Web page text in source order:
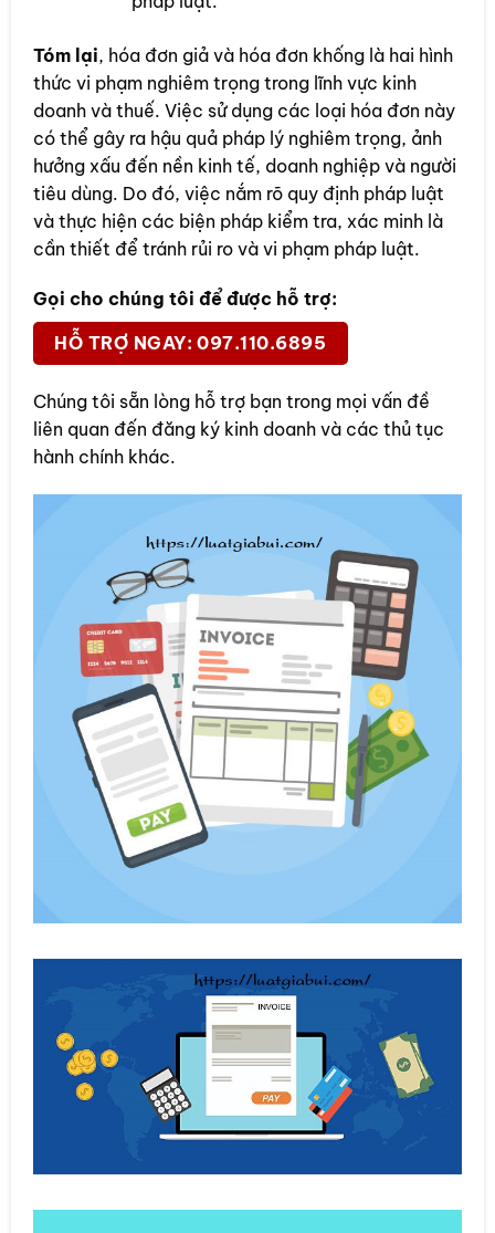
Tóm lại, hóa đơn giả và hóa đơn khống là hai hình
thức vi phạm nghiêm trọng trong lĩnh vực kinh
doanh và thuế. Việc sử dụng các loại hóa đơn này
có thể gây ra hậu quả pháp lý nghiêm trọng, ảnh
hưởng xấu đến nền kinh tế, doanh nghiệp và người
tiêu dùng. Do đó, việc nắm rõ quy định pháp luật
và thực hiện các biện pháp kiểm tra, xác minh là
cần thiết để tránh rủi ro và vi phạm pháp luật.
Gọi cho chúng tôi để được hỗ trợ:
HỖ TRỢ NGAY: 097.110.6895
Chúng tôi sẵn lòng hỗ trợ bạn trong mọi vấn đề
liên quan đến đăng ký kinh doanh và các thủ tục
hành chính khác.